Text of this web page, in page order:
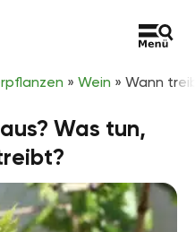
» Wein » Wann
Was tun,